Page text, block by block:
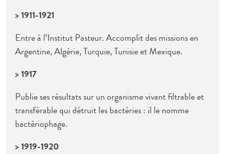
> 1911-1921
Entre à l’Institut Pasteur. Accomplit des missions en
Argentine, Algérie, Turquie, Tunisie et Mexique.
> 1917
Publie ses résultats sur un organisme vivant filtrable et
transférable qui détruit les bactéries : il le nomme
bactériophage.
> 1919-1920